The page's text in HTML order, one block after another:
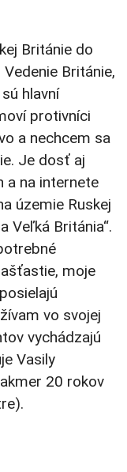
Británie do
Británie,
hlavní
protivníci
a nechcem sa
Je dosť aj
a na internete
územie Ruskej
Veľká Británia“.
moje
vo svojej
vychádzajú
Vasily
20 rokov